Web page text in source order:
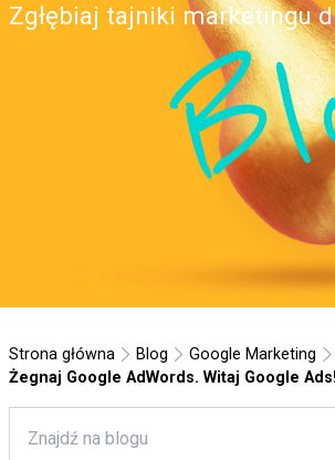
Zgłębiaj tajniki marketingu
Strona główna Blog
Google Marketing
Żegnaj Google AdWords. Witaj Google Ads!